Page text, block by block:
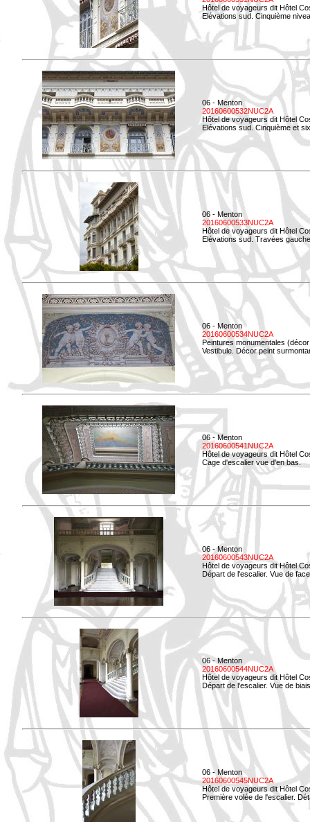
Hôtel de voyageurs dit Hôtel
Elévations sud. Cinquième
06 - Menton
20160600532NUC2A
Hôtel de voyageurs dit Hôtel
Elévations sud. Cinquième et
06 - Menton
20160600533NUC2A
Hôtel de voyageurs dit Hôtel
Elévations sud. Travées
06 - Menton
20160600534NUC2A
Peintures monumentales
Vestibule. Décor peint
06 - Menton
20160600541NUC2A
Hôtel de voyageurs dit Hôtel
Cage d'escalier vue d'en bas.
06 - Menton
20160600543NUC2A
Hôtel de voyageurs dit Hôtel
Départ de l'escalier. Vue de
06 - Menton
20160600544NUC2A
Hôtel de voyageurs dit Hôtel
Départ de l'escalier. Vue de
06 - Menton
20160600545NUC2A
Hôtel de voyageurs dit Hôtel
Première volée de l'escalier.